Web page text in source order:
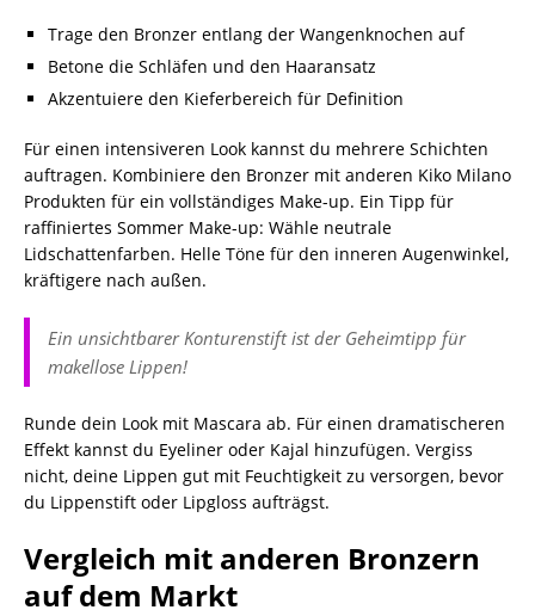
Trage den Bronzer entlang der Wangenknochen auf
Betone die Schläfen und den Haaransatz
Akzentuiere den Kieferbereich für Definition
Für einen intensiveren Look kannst du mehrere Schichten
auftragen. Kombiniere den Bronzer mit anderen Kiko Milano
Produkten für ein vollständiges Make-up. Ein Tipp für
raffiniertes Sommer Make-up: Wähle neutrale
Lidschattenfarben. Helle Töne für den inneren Augenwinkel,
kräftigere nach außen.
Ein unsichtbarer Konturenstift ist der Geheimtipp für
makellose Lippen!
Runde dein Look mit Mascara ab. Für einen dramatischeren
Effekt kannst du Eyeliner oder Kajal hinzufügen. Vergiss
nicht, deine Lippen gut mit Feuchtigkeit zu versorgen, bevor
du Lippenstift oder Lipgloss aufträgst.
Vergleich mit anderen Bronzern
auf dem Markt